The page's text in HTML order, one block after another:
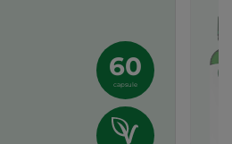
60
capsule